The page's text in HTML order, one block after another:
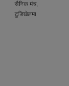
सैनिक मंच,
टुडिखेलमा